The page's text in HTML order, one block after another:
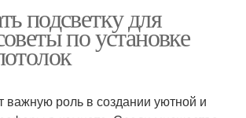
подсветку для
по установке
важную роль в создании уютной и